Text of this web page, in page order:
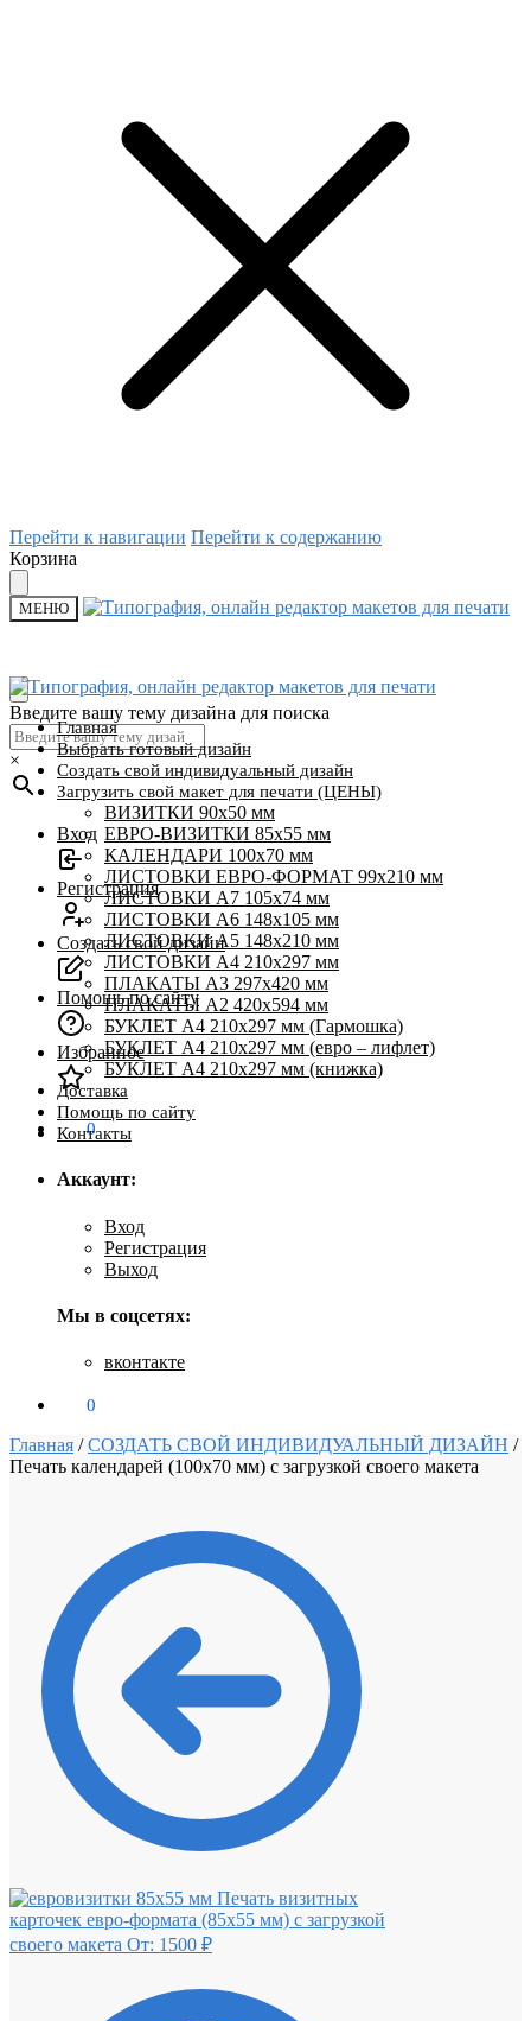
Перейти к навигации Перейти к содержанию
Корзина
МЕНЮ
Введите вашу тему дизайна для поиска
×
Вход
Регистрация
Создать свой дизайн
Помощь по сайту
Избранное
0₽ 0
Главная
Выбрать готовый дизайн
Создать свой индивидуальный дизайн
Загрузить свой макет для печати (ЦЕНЫ)
ВИЗИТКИ 90х50 мм
ЕВРО-ВИЗИТКИ 85х55 мм
КАЛЕНДАРИ 100х70 мм
ЛИСТОВКИ ЕВРО-ФОРМАТ 99х210 мм
ЛИСТОВКИ А7 105х74 мм
ЛИСТОВКИ А6 148х105 мм
ЛИСТОВКИ А5 148х210 мм
ЛИСТОВКИ А4 210х297 мм
ПЛАКАТЫ А3 297х420 мм
ПЛАКАТЫ А2 420х594 мм
БУКЛЕТ А4 210х297 мм (Гармошка)
БУКЛЕТ А4 210х297 мм (евро – лифлет)
БУКЛЕТ А4 210х297 мм (книжка)
Доставка
Помощь по сайту
Контакты
Аккаунт:
Вход
Регистрация
Выход
Мы в соцсетях:
вконтакте
0
Главная /СОЗДАТЬ СВОЙ ИНДИВИДУАЛЬНЫЙ ДИЗАЙН /
Печать календарей (100х70 мм) с загрузкой своего макета
Печать визитных
карточек евро-формата (85х55 мм) с загрузкой
своего макета От: 1500 ₽